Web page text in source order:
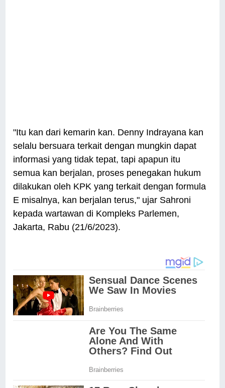
"Itu kan dari kemarin kan. Denny Indrayana kan
selalu bersuara terkait dengan mungkin dapat
informasi yang tidak tepat, tapi apapun itu
semua kan berjalan, proses penegakan hukum
dilakukan oleh KPK yang terkait dengan formula
E misalnya, kan berjalan terus," ujar Sahroni
kepada wartawan di Kompleks Parlemen,
Jakarta, Rabu (21/6/2023).